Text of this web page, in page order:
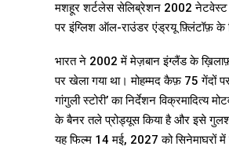
मशहूर शर्टलेस सेलिब्रेशन 2002 नेटवेस्ट
पर इंग्लिश ऑल-राउंडर एंड्रयू फ़्लिंटॉफ़ के
भारत ने 2002 में मेज़बान इंग्लैंड के
पर खेला गया था। मोहम्मद कैफ़ 75 गेंदों
गांगुली स्टोरी’ का निर्देशन
के बैनर तले प्रोड्यूस किया है और इसे
यह फिल्म 14 मई, 2027 को सिनेमाघरों में